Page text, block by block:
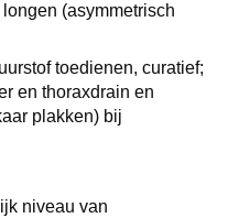
(asymmetrisch
toedienen, curatief;
en thoraxdrain en
plakken) bij
niveau van